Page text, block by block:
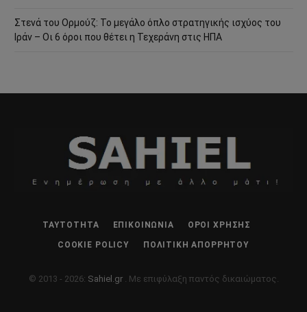
Στενά του Ορμούζ: Το μεγάλο όπλο στρατηγικής ισχύος του
Ιράν – Οι 6 όροι που θέτει η Τεχεράνη στις ΗΠΑ
ΤΑΥΤΌΤΗΤΑ ΕΠΙΚΟΙΝΩΝΊΑ ΌΡΟΙ ΧΡΉΣΗΣ
COOKIE POLICY ΠΟΛΙΤΙΚΉ ΑΠΟΡΡΉΤΟΥ
© 2013 - 2026: Sahiel.gr . Με επιφύλαξη παντός δικαιώματος.